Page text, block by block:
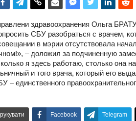
здравоохранения Ольга
СБУ разобраться с врачем,
в мэрии отсутствовала
– доложил за подчиненную
я здесь работаю, столько она
и того врача, который его
– единственного
Facebook Telegram